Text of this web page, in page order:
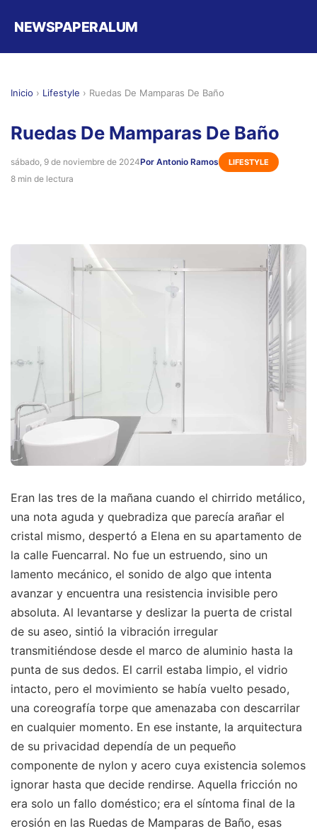
NEWSPAPERALUM
Inicio › Lifestyle › Ruedas De Mamparas De Baño
Ruedas De Mamparas De Baño
sábado, 9 de noviembre de 2024Por Antonio Ramos LIFESTYLE
8 min de lectura
Eran las tres de la mañana cuando el chirrido metálico,
una nota aguda y quebradiza que parecía arañar el
cristal mismo, despertó a Elena en su apartamento de
la calle Fuencarral. No fue un estruendo, sino un
lamento mecánico, el sonido de algo que intenta
avanzar y encuentra una resistencia invisible pero
absoluta. Al levantarse y deslizar la puerta de cristal
de su aseo, sintió la vibración irregular
transmitiéndose desde el marco de aluminio hasta la
punta de sus dedos. El carril estaba limpio, el vidrio
intacto, pero el movimiento se había vuelto pesado,
una coreografía torpe que amenazaba con descarrilar
en cualquier momento. En ese instante, la arquitectura
de su privacidad dependía de un pequeño
componente de nylon y acero cuya existencia solemos
ignorar hasta que decide rendirse. Aquella fricción no
era solo un fallo doméstico; era el síntoma final de la
erosión en las Ruedas de Mamparas de Baño, esas